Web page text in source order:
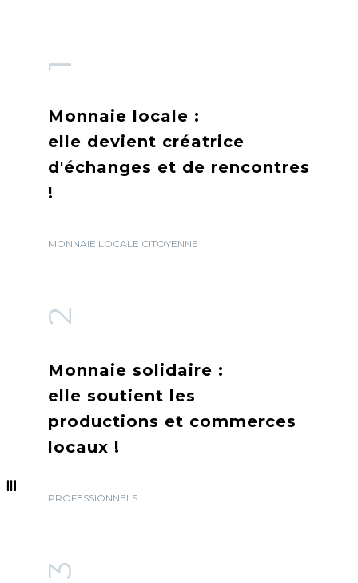
1
Monnaie locale :
elle devient créatrice
d'échanges et de rencontres
!
MONNAIE LOCALE CITOYENNE
2
Monnaie solidaire :
elle soutient les
productions et commerces
locaux !
PROFESSIONNELS
3